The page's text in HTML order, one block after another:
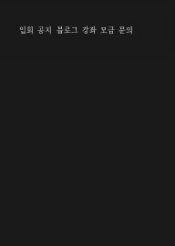
입회 공지 블로그 강좌 모금 문의